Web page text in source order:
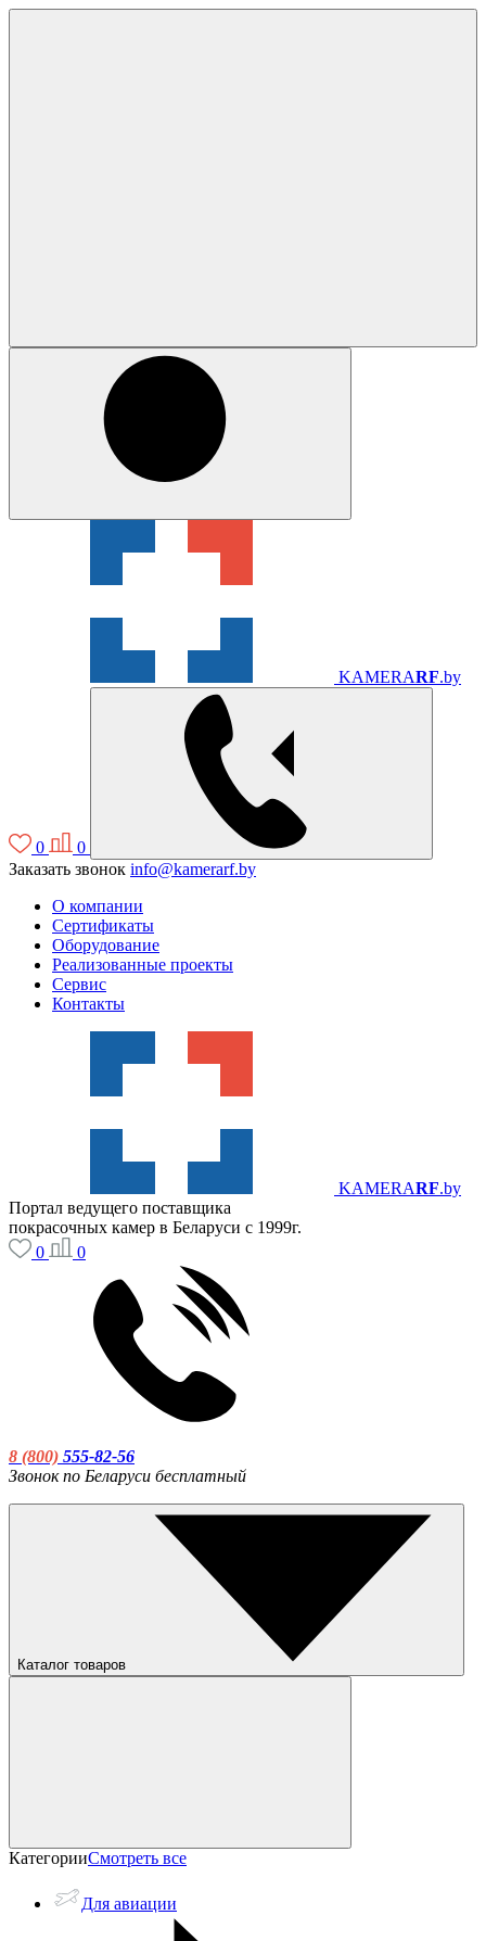
KAMERARF.by
0
0
Заказать звонок info@kamerarf.by
О компании
Сертификаты
Оборудование
Реализованные проекты
Сервис
Контакты
KAMERARF.by
Портал ведущего поставщика
покрасочных камер в Беларуси с 1999г.
0
0
8 (800) 555-82-56
Звонок по Беларуси бесплатный
Каталог товаров
КатегорииСмотреть все
Для авиации